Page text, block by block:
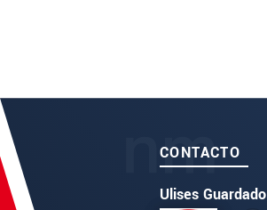
CONTACTO
Ulises Guardado